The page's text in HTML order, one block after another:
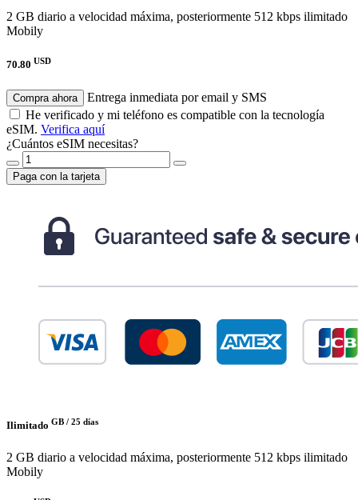
2 GB diario a velocidad máxima, posteriormente 512 kbps ilimitado
Mobily
70.80 USD
Compra ahora
Entrega inmediata por email y SMS
He verificado y mi teléfono es compatible con la tecnología
eSIM. Verifica aquí
¿Cuántos eSIM necesitas?
Paga con la tarjeta
Ilimitado GB / 25 días
2 GB diario a velocidad máxima, posteriormente 512 kbps ilimitado
Mobily